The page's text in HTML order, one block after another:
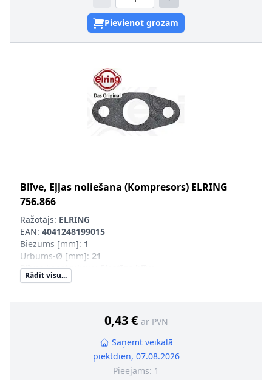
Pievienot grozam
Blīve, Eļļas noliešana (Kompresors) ELRING
756.866
Ražotājs: ELRING
EAN: 4041248199015
Biezums [mm]: 1
Urbums-Ø [mm]: 21
Blīves konstrukcija
Attālums starp urbumiem [mm]
Rādīt visu...
0,43 € ar PVN
Saņemt veikalā
piektdien, 07.08.2026
Pieejams: 1